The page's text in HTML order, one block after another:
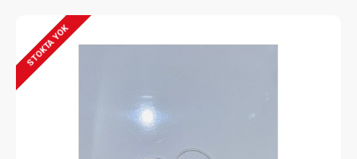
STOKTA VAR
STOKTA YOK